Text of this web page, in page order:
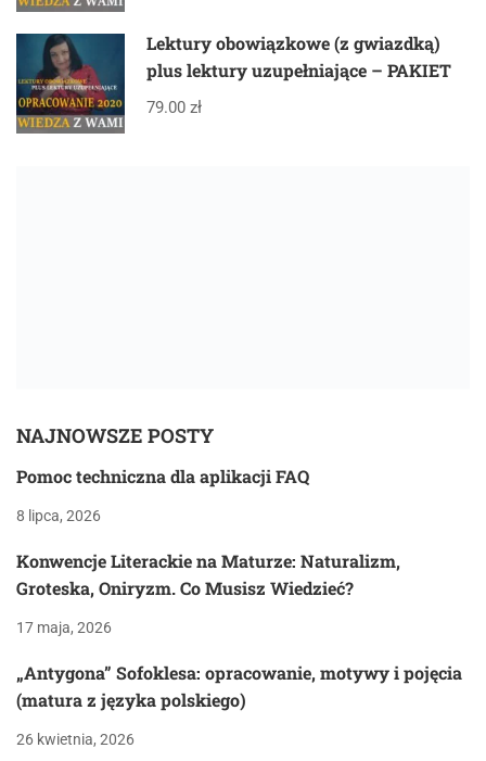
Lektury obowiązkowe (z gwiazdką)
plus lektury uzupełniające – PAKIET
79.00 zł
NAJNOWSZE POSTY
Pomoc techniczna dla aplikacji FAQ
8 lipca, 2026
Konwencje Literackie na Maturze: Naturalizm,
Groteska, Oniryzm. Co Musisz Wiedzieć?
17 maja, 2026
„Antygona” Sofoklesa: opracowanie, motywy i pojęcia
(matura z języka polskiego)
26 kwietnia, 2026